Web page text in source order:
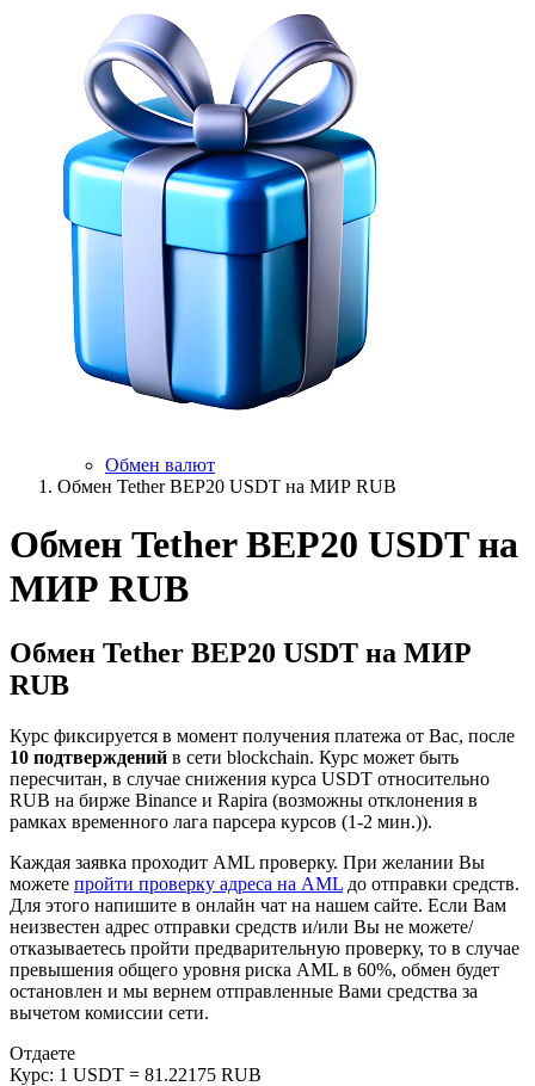
Обмен валют
Обмен Tether BEP20 USDT на МИР RUB
Обмен Tether BEP20 USDT на
МИР RUB
Обмен Tether BEP20 USDT на МИР
RUB
Курс фиксируется в момент получения платежа от Вас, после
10 подтверждений в сети blockchain. Курс может быть
пересчитан, в случае снижения курса USDT относительно
RUB на бирже Binance и Rapira (возможны отклонения в
рамках временного лага парсера курсов (1-2 мин.)).
Каждая заявка проходит AML проверку. При желании Вы
можете пройти проверку адреса на AML до отправки средств.
Для этого напишите в онлайн чат на нашем сайте. Если Вам
неизвестен адрес отправки средств и/или Вы не можете/
отказываетесь пройти предварительную проверку, то в случае
превышения общего уровня риска AML в 60%, обмен будет
остановлен и мы вернем отправленные Вами средства за
вычетом комиссии сети.
Отдаете
Курс: 1 USDT = 81.22175 RUB